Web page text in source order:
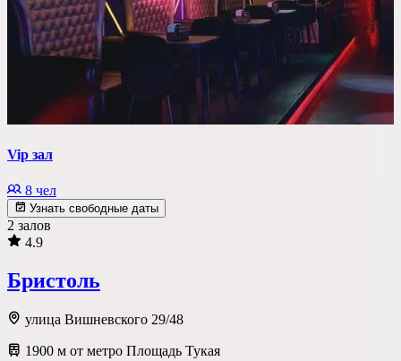
Vip зал
8 чел
Узнать свободные даты
2 залов
4.9
Бристоль
улица Вишневского 29/48
1900 м от метро Площадь Тукая